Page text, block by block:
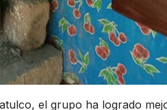
el grupo ha logrado